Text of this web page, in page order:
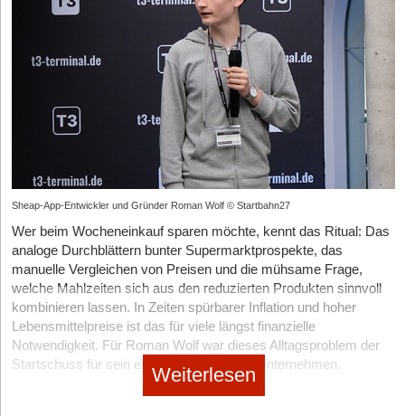
Sheap-App-Entwickler und Gründer Roman Wolf © Startbahn27
Wer beim Wocheneinkauf sparen möchte, kennt das Ritual: Das
analoge Durchblättern bunter Supermarktprospekte, das
manuelle Vergleichen von Preisen und die mühsame Frage,
welche Mahlzeiten sich aus den reduzierten Produkten sinnvoll
kombinieren lassen. In Zeiten spürbarer Inflation und hoher
Lebensmittelpreise ist das für viele längst finanzielle
Notwendigkeit. Für Roman Wolf war dieses Alltagsproblem der
Startschuss für sein erstes eigenes Tech-Unternehmen.
Weiterlesen